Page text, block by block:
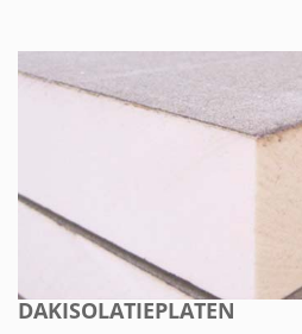
DAKISOLATIEPLATEN